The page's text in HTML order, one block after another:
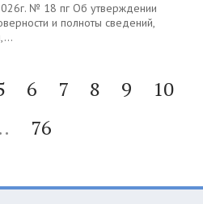
№ 18 пг Об утверждении
и полноты сведений,
6 7 8 9
10
76